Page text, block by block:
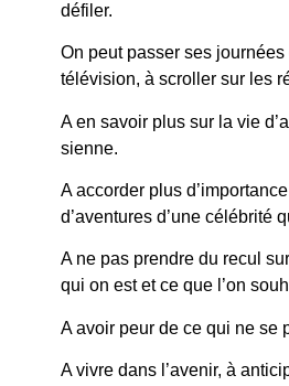
défiler.
On peut passer ses journées
télévision, à scroller sur les
A en savoir plus sur la vie
sienne.
A accorder plus
d’aventures d’une célébrité
A ne pas prendre du recul
qui on est et ce que l’on
A avoir peur de ce qui ne se
A vivre dans l’avenir, à